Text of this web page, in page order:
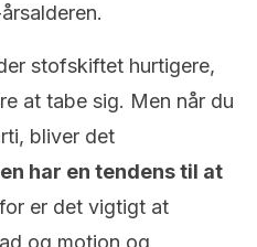
stofskiftet hurtigere,
at tabe sig. Men når du
bliver det
har en tendens til at
er det vigtigt at
og motion og